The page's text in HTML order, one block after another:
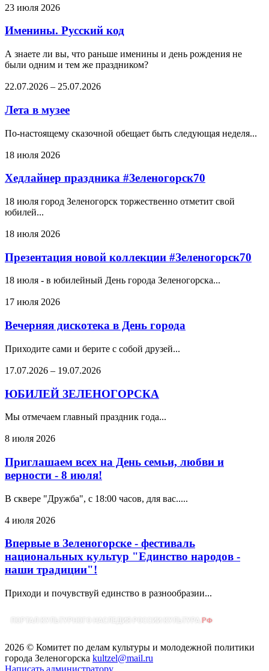
23 июля 2026
Именины. Русский код
А знаете ли вы, что раньше именины и день рождения не
были одним и тем же праздником?
22.07.2026 – 25.07.2026
Лета в музее
По-настоящему сказочной обещает быть следующая неделя...
18 июля 2026
Хедлайнер праздника #Зеленогорск70
18 июля город Зеленогорск торжественно отметит свой
юбилей...
18 июля 2026
Презентация новой коллекции #Зеленогорск70
18 июля - в юбилейный День города Зеленогорска...
17 июля 2026
Вечерняя дискотека в День города
Приходите сами и берите с собой друзей...
17.07.2026 – 19.07.2026
ЮБИЛЕЙ ЗЕЛЕНОГОРСКА
Мы отмечаем главный праздник года...
8 июля 2026
Приглашаем всех на День семьи, любви и
верности - 8 июля!
В сквере "Дружба", с 18:00 часов, для вас.....
4 июля 2026
Впервые в Зеленогорске - фестиваль
национальных культур "Единство народов -
наши традиции"!
Приходи и почувствуй единство в разнообразии...
2026 © Комитет по делам культуры и молодежной политики
города Зеленогорска kultzel@mail.ru